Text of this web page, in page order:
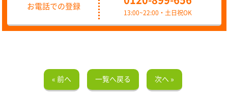
お電話での登録
13:00~22:00・土日祝OK
« 前へ 一覧へ戻る 次へ »